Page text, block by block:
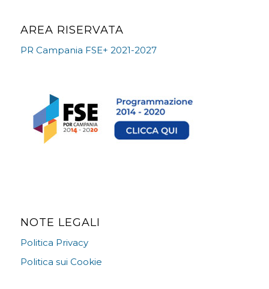
AREA RISERVATA
PR Campania FSE+ 2021-2027
NOTE LEGALI
Politica Privacy
Politica sui Cookie